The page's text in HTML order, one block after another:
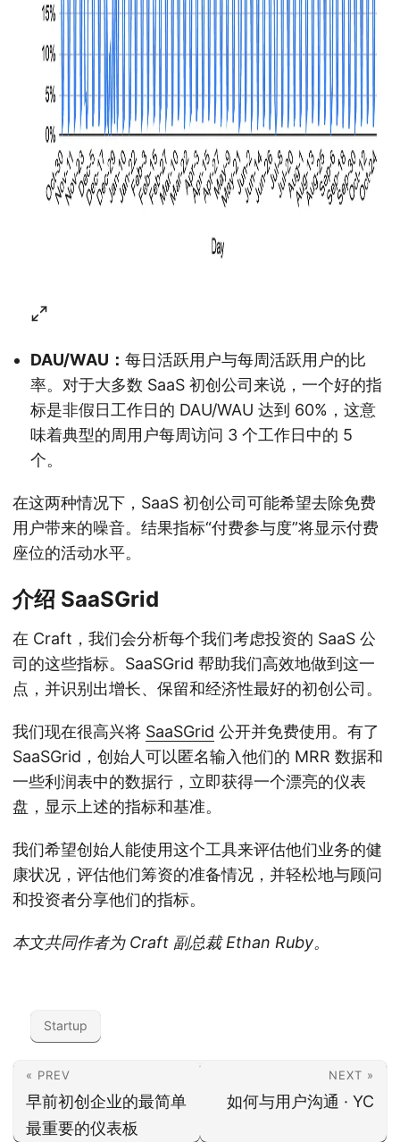
DAU/WAU： 每日活跃用户与每周活跃用户的比
率。对于大多数 SaaS 初创公司来说，一个好的指
标是非假日工作日的 DAU/WAU 达到 60%，这意
味着典型的周用户每周访问 3 个工作日中的 5
个。
在这两种情况下，SaaS 初创公司可能希望去除免费
用户带来的噪音。结果指标“付费参与度”将显示付费
座位的活动水平。
介绍 SaaSGrid
在 Craft，我们会分析每个我们考虑投资的 SaaS 公
司的这些指标。SaaSGrid 帮助我们高效地做到这一
点，并识别出增长、保留和经济性最好的初创公司。
我们现在很高兴将 SaaSGrid 公开并免费使用。有了
SaaSGrid，创始人可以匿名输入他们的 MRR 数据和
一些利润表中的数据行，立即获得一个漂亮的仪表
盘，显示上述的指标和基准。
我们希望创始人能使用这个工具来评估他们业务的健
康状况，评估他们筹资的准备情况，并轻松地与顾问
和投资者分享他们的指标。
本文共同作者为 Craft 副总裁 Ethan Ruby。
Startup
« PREV
早前初创企业的最简单
最重要的仪表板
NEXT »
如何与用户沟通 · YC